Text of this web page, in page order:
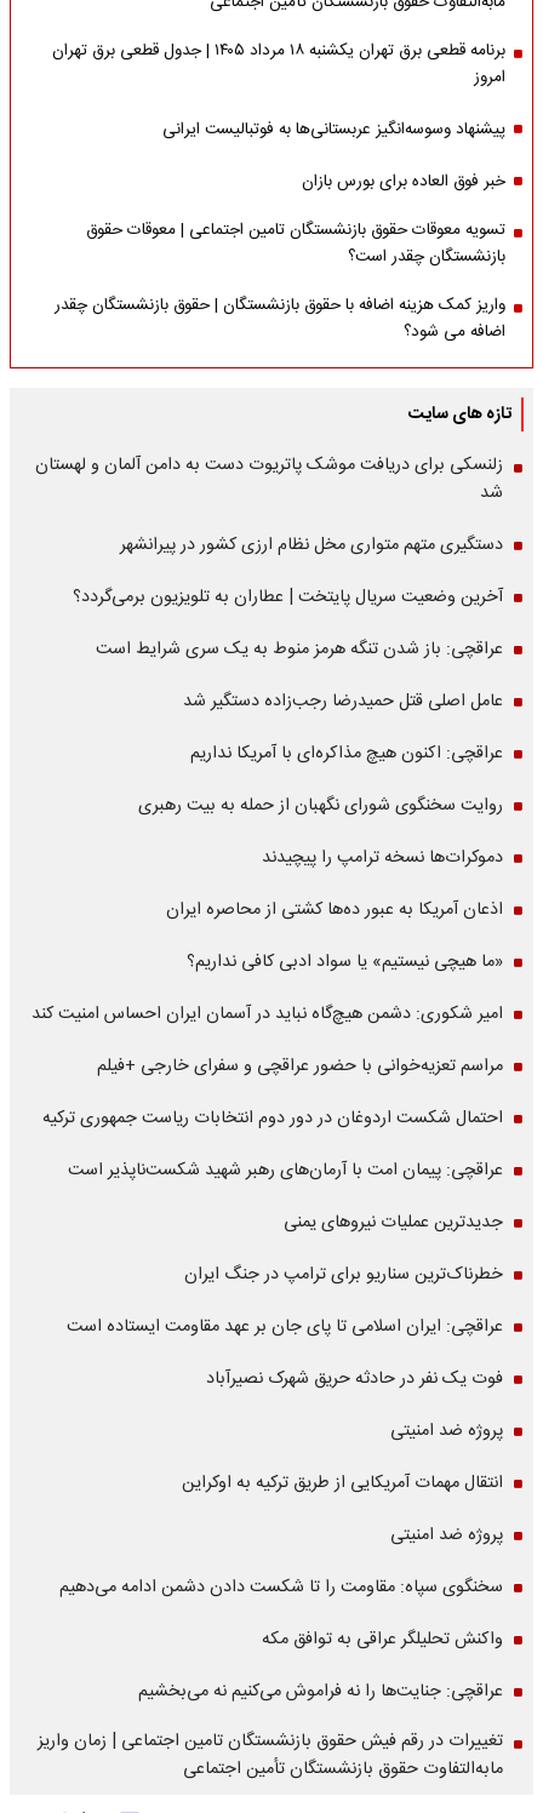
برنامه قطعی برق تهران یکشنبه ۱۸ مرداد ۱۴۰۵ | جدول قطعی برق تهران
امروز
پیشنهاد وسوسه‌انگیز عربستانی‌ها به فوتبالیست ایرانی
خبر فوق العاده برای بورس بازان
تسویه معوقات حقوق بازنشستگان تامین اجتماعی | معوقات حقوق
بازنشستگان چقدر است؟
واریز کمک هزینه اضافه با حقوق بازنشستگان | حقوق بازنشستگان چقدر
اضافه می شود؟
تازه های سایت
زلنسکی برای دریافت موشک پاتریوت دست به دامن آلمان و لهستان
شد
دستگیری متهم متواری مخل نظام ارزی کشور در پیرانشهر
آخرین وضعیت سریال پایتخت | عطاران به تلویزیون برمی‌گردد؟
عراقچی: باز شدن تنگه هرمز منوط به یک سری شرایط است
عامل اصلی قتل حمیدرضا رجب‌زاده دستگیر شد
عراقچی: اکنون هیچ مذاکره‌ای با آمریکا نداریم
روایت سخنگوی شورای نگهبان از حمله به بیت رهبری
دموکرات‌ها نسخه ترامپ را پیچیدند
اذعان آمریکا به عبور ده‌ها کشتی از محاصره ایران
«ما هیچی نیستیم» یا سواد ادبی کافی نداریم؟
امیر شکوری: دشمن هیچ‌گاه نباید در آسمان ایران احساس امنیت کند
مراسم تعزیه‌خوانی با حضور عراقچی و سفرای خارجی +فیلم
احتمال شکست اردوغان در دور دوم انتخابات ریاست جمهوری ترکیه
عراقچی: پیمان امت با آرمان‌های رهبر شهید شکست‌ناپذیر است
جدیدترین عملیات نیروهای یمنی
خطرناک‌ترین سناریو برای ترامپ در جنگ ایران
عراقچی: ایران اسلامی تا پای جان بر عهد مقاومت ایستاده است
فوت یک نفر در حادثه حریق شهرک نصیرآباد
پروژه ضد امنیتی
انتقال مهمات آمریکایی از طریق ترکیه به اوکراین
پروژه ضد امنیتی
سخنگوی سپاه: مقاومت را تا شکست دادن دشمن ادامه می‌دهیم
واکنش تحلیلگر عراقی به توافق مکه
عراقچی: جنایت‌ها را نه فراموش می‌کنیم نه می‌بخشیم
تغییرات در رقم فیش حقوق بازنشستگان تامین اجتماعی | زمان واریز
مابه‌التفاوت حقوق بازنشستگان تأمین اجتماعی